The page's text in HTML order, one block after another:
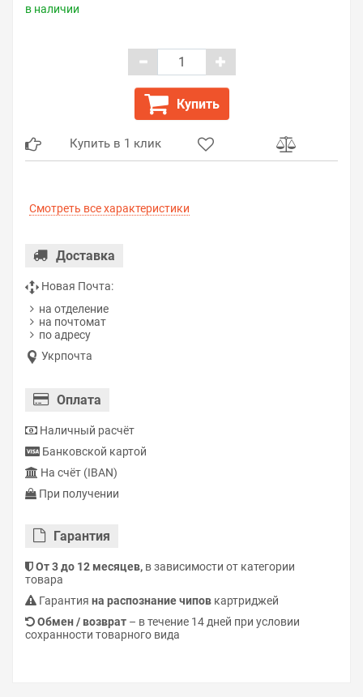
в наличии
Купить
Купить в 1 клик
Смотреть все характеристики
Доставка
Новая Почта:
на отделение
на почтомат
по адресу
Укрпочта
Оплата
Наличный расчёт
Банковской картой
На счёт (IBAN)
При получении
Гарантия
От 3 до 12 месяцев, в зависимости от категории
товара
Гарантия на распознание чипов картриджей
Обмен / возврат – в течение 14 дней при условии
сохранности товарного вида